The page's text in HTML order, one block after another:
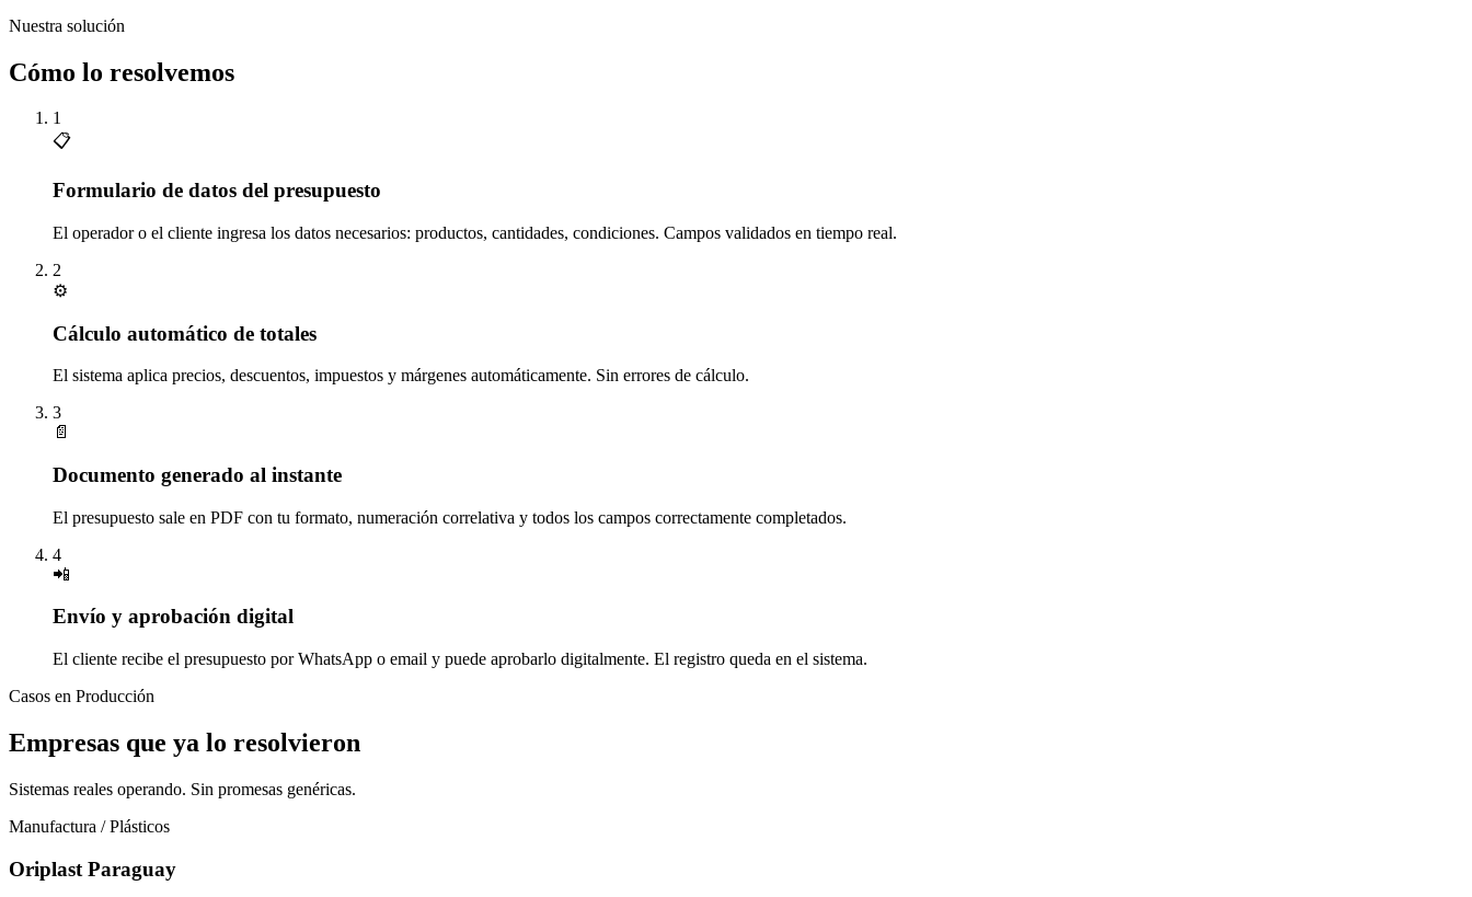
Nuestra solución
Cómo lo resolvemos
1
📋
Formulario de datos del presupuesto
El operador o el cliente ingresa los datos necesarios: productos, cantidades, condiciones. Campos validados en tiempo real.
2
⚙️
Cálculo automático de totales
El sistema aplica precios, descuentos, impuestos y márgenes automáticamente. Sin errores de cálculo.
3
📄
Documento generado al instante
El presupuesto sale en PDF con tu formato, numeración correlativa y todos los campos correctamente completados.
4
📲
Envío y aprobación digital
El cliente recibe el presupuesto por WhatsApp o email y puede aprobarlo digitalmente. El registro queda en el sistema.
Casos en Producción
Empresas que ya lo resolvieron
Sistemas reales operando. Sin promesas genéricas.
Manufactura / Plásticos
Oriplast Paraguay